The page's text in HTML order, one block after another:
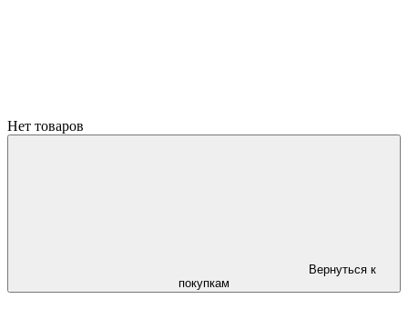
Нет товаров
Вернуться к
покупкам